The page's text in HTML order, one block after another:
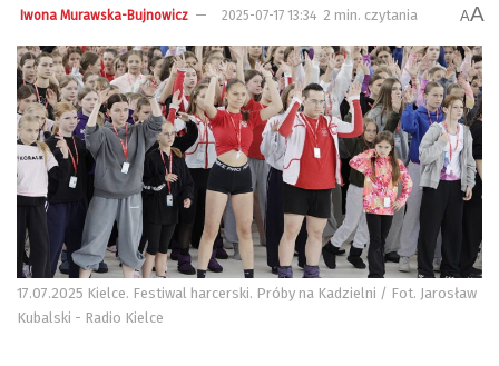
Iwona Murawska-Bujnowicz 2025-07-17 13:34 2 min. czytania AA
17.07.2025 Kielce. Festiwal harcerski. Próby na Kadzielni / Fot. Jarosław
Kubalski - Radio Kielce